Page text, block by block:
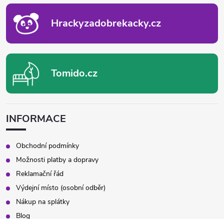
Hrackyzadobrekacky.cz
Tomido.cz
INFORMACE
Obchodní podmínky
Možnosti platby a dopravy
Reklamační řád
Výdejní místo (osobní odběr)
Nákup na splátky
Blog